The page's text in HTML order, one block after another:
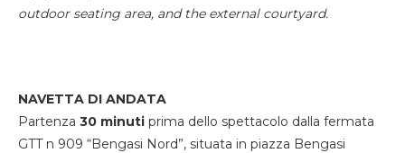
outdoor seating area, and the external courtyard.
NAVETTA DI ANDATA
Partenza 30 minuti prima dello spettacolo dalla fermata
GTT n 909 “Bengasi Nord”, situata in piazza Bengasi